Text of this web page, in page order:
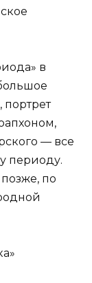
в
портрет
— все
периоду.
по